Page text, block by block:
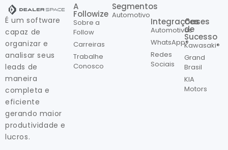
É um software
capaz de
organizar e
analisar seus
leads de
maneira
completa e
eficiente
gerando maior
produtividade e
lucros.
A
Followize
Sobre a
Follow
Carreiras
Trabalhe
Conosco
Segmentos
Automotivo
Integrações
Automotivas
WhatsApp®
Redes
Sociais
Cases
de
Sucesso
Kawasaki®
Grand
Brasil
KIA
Motors